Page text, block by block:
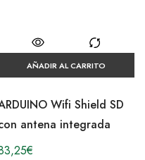
AÑADIR AL CARRITO
Wifi Shield SD
antena integrada
€